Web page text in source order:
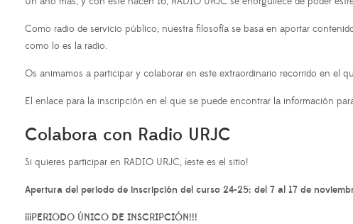
Como radio de servicio público, nuestra filosofía se basa en aportar
como lo es la radio.
Os animamos a participar y colaborar en este extraordinario recorrido en el
El enlace para la inscripción en el que se puede encontrar la información
Colabora con Radio URJC
Si quieres participar en RADIO URJC, ¡este es el sitio!
Apertura del periodo de inscripción del curso 24-25: del 7 al 17 de
¡¡¡PERIODO ÚNICO DE INSCRIPCIÓN!!!